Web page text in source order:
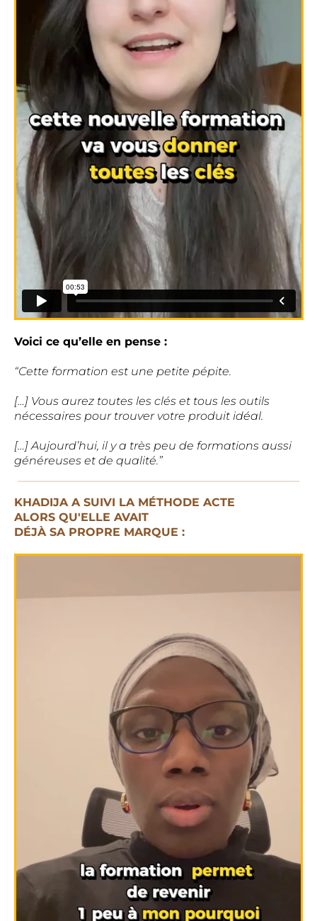
Voici ce qu’elle en pense :
“Cette formation est une petite pépite.
[…] Vous aurez toutes les clés et tous les outils
nécessaires pour trouver votre produit idéal.
[…] Aujourd’hui, il y a très peu de formations aussi
généreuses et de qualité.”
KHADIJA A SUIVI LA MÉTHODE ACTE
ALORS QU'ELLE AVAIT
DÉJÀ SA PROPRE MARQUE :